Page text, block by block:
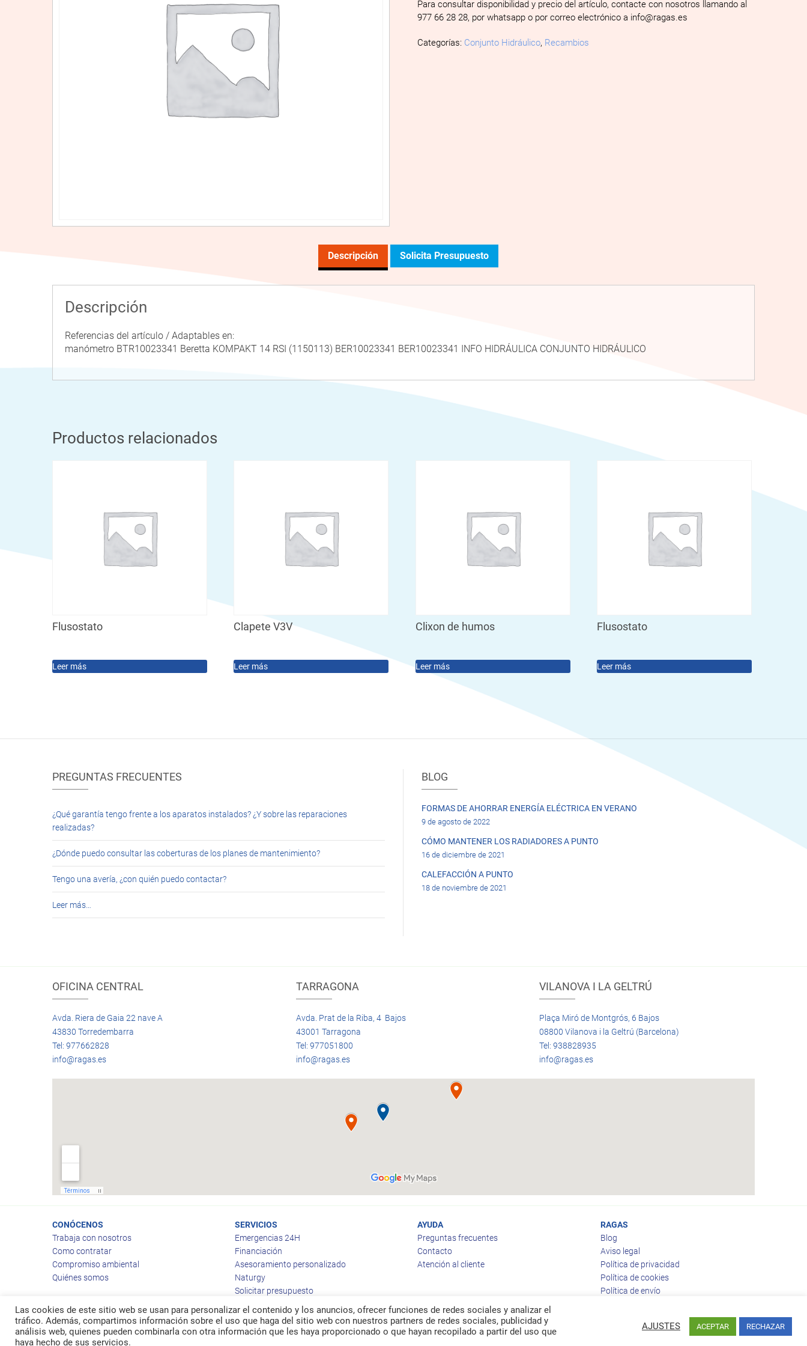
Para consultar disponibilidad y precio del artículo, contacte con nosotros llamando al
977 66 28 28, por whatsapp o por correo electrónico a info@ragas.es
Categorías: Conjunto Hidráulico, Recambios
Descripción Solicita Presupuesto
Descripción
Referencias del artículo / Adaptables en:
manómetro BTR10023341 Beretta KOMPAKT 14 RSI (1150113) BER10023341 BER10023341 INFO HIDRÁULICA CONJUNTO HIDRÁULICO
Productos relacionados
Flusostato
Leer más
Clapete V3V
Leer más
Clixon de humos
Leer más
Flusostato
Leer más
PREGUNTAS FRECUENTES
¿Qué garantía tengo frente a los aparatos instalados? ¿Y sobre las reparaciones
realizadas?
¿Dónde puedo consultar las coberturas de los planes de mantenimiento?
Tengo una avería, ¿con quién puedo contactar?
Leer más…
BLOG
FORMAS DE AHORRAR ENERGÍA ELÉCTRICA EN VERANO
9 de agosto de 2022
CÓMO MANTENER LOS RADIADORES A PUNTO
16 de diciembre de 2021
CALEFACCIÓN A PUNTO
18 de noviembre de 2021
OFICINA CENTRAL
Avda. Riera de Gaia 22 nave A
43830 Torredembarra
Tel: 977662828
info@ragas.es
TARRAGONA
Avda. Prat de la Riba, 4 Bajos
43001 Tarragona
Tel: 977051800
info@ragas.es
VILANOVA I LA GELTRÚ
Plaça Miró de Montgrós, 6 Bajos
08800 Vilanova i la Geltrú (Barcelona)
Tel: 938828935
info@ragas.es
CONÓCENOS
Trabaja con nosotros
Como contratar
Compromiso ambiental
Quiénes somos
SERVICIOS
Emergencias 24H
Financiación
Asesoramiento personalizado
Naturgy
Solicitar presupuesto
AYUDA
Preguntas frecuentes
Contacto
Atención al cliente
RAGAS
Blog
Aviso legal
Política de privacidad
Política de cookies
Política de envío
© 2026Ragas
Las cookies de este sitio web se usan para personalizar el contenido y los anuncios, ofrecer funciones de redes sociales y analizar el
tráfico. Además, compartimos información sobre el uso que haga del sitio web con nuestros partners de redes sociales, publicidad y
análisis web, quienes pueden combinarla con otra información que les haya proporcionado o que hayan recopilado a partir del uso que
haya hecho de sus servicios.
AJUSTES ACEPTAR RECHAZAR